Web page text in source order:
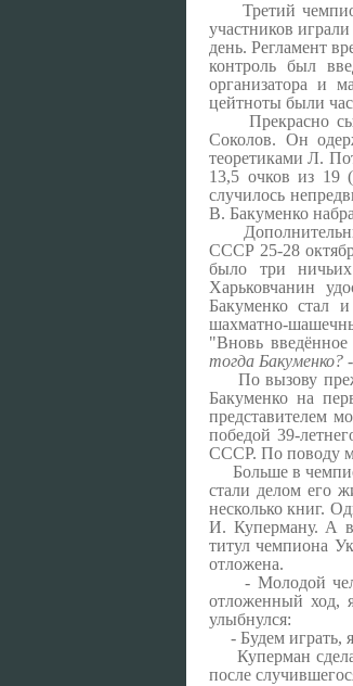
Третий
участников
день. Регламент
контроль был
организатора и
цейтноты были
Прекрасно
Соколов. Он
теоретиками Л.
13,5 очков из 19
случилось
В. Бакуменко
СССР 25-28
было три
Харьковчанин
Бакуменко стал
шахматно-
"Вновь введённое
тогда Бакуменко?
По вызову
Бакуменко на
представителем
победой 39-
СССР. По поводу
Больше в
стали делом его
несколько книг.
И. Куперману. А в
титул чемпиона
отложена.
- Молодой
отложенный ход,
улыбнулся:
- Будем играть,
Куперман
после